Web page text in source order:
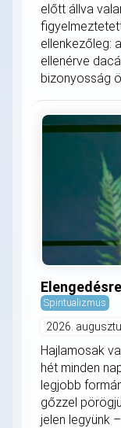
előtt állva
ellenkezőleg:
ellenérve
bizonyosság
Spiritualizmus
2026.
Hajlamosak
hét minden
legjobb
gőzzel
jelen legyünk